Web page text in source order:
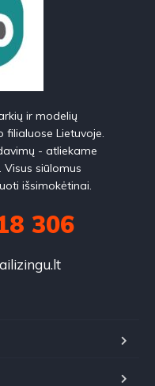
ir modelių
filialuose Lietuvoje.
- atliekame
Visus siūlomus
išsimokėtinai.
306